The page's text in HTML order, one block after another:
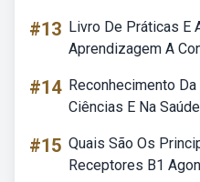
#13 Livro De Práticas E
Aprendizagem A
#14 Reconhecimento
Ciências E Na
#15 Quais São Os
Receptores B1